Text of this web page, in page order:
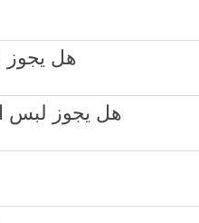
2561 - هل
2535 - هل يجوز